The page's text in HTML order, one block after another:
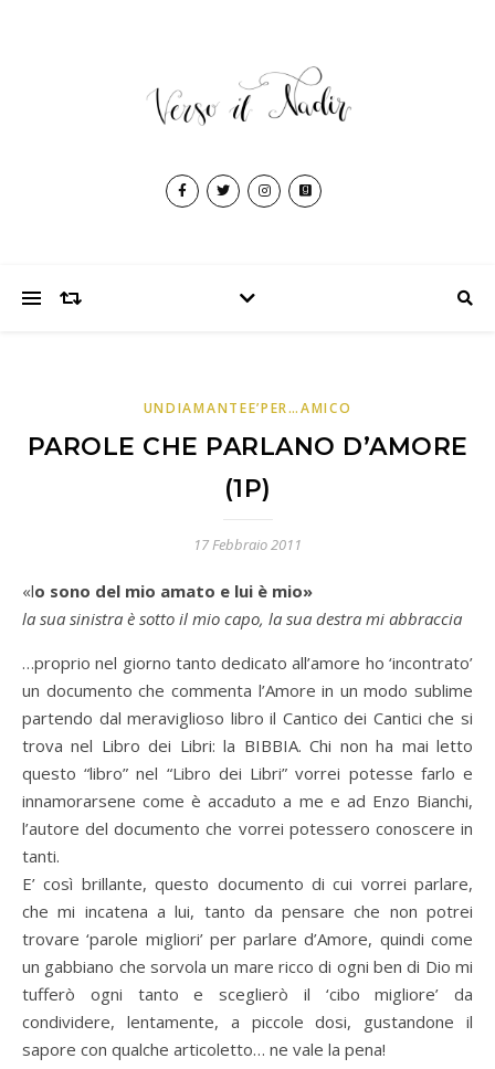
UNDIAMANTEE’PER…AMICO
PAROLE CHE PARLANO D’AMORE
(1P)
17 Febbraio 2011
«lo sono del mio amato e lui è mio»
la sua sinistra è sotto il mio capo, la sua destra mi abbraccia
…proprio nel giorno tanto dedicato all’amore ho ‘incontrato’
un documento che commenta l’Amore in un modo sublime
partendo dal meraviglioso libro il Cantico dei Cantici che si
trova nel Libro dei Libri: la BIBBIA. Chi non ha mai letto
questo “libro” nel “Libro dei Libri” vorrei potesse farlo e
innamorarsene come è accaduto a me e ad Enzo Bianchi,
l’autore del documento che vorrei potessero conoscere in
tanti.
E’ così brillante, questo documento di cui vorrei parlare,
che mi incatena a lui, tanto da pensare che non potrei
trovare ‘parole migliori’ per parlare d’Amore, quindi come
un gabbiano che sorvola un mare ricco di ogni ben di Dio mi
tufferò ogni tanto e sceglierò il ‘cibo migliore’ da
condividere, lentamente, a piccole dosi, gustandone il
sapore con qualche articoletto… ne vale la pena!